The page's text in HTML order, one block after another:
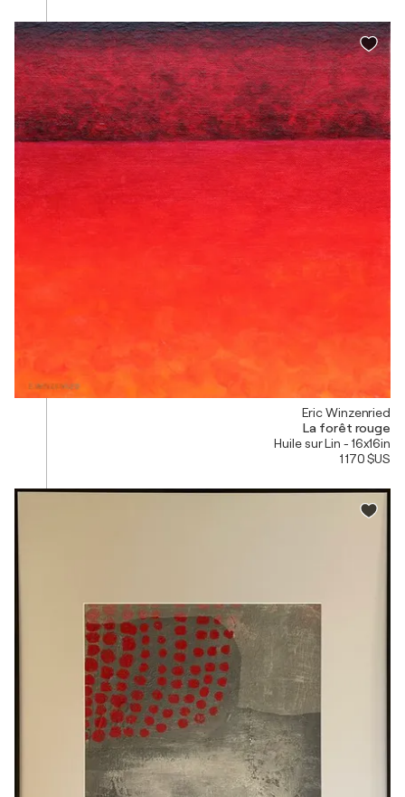
Eric Winzenried
La forêt rouge
Huile sur Lin - 16x16in
1 170 $US